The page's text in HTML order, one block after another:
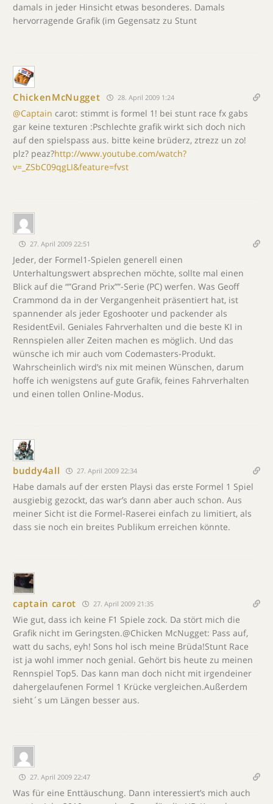
damals in jeder Hinsicht etwas besonderes. Damals
hervorragende Grafik (im Gegensatz zu Stunt
ChickenMcNugget 28. April 2009 1:24
@Captain carot: stimmt is formel 1! bei stunt race fx gabs
gar keine texturen :Pschlechte grafik wirkt sich doch nich
auf den spielspass aus. bitte keine brüderz, ztrezz un zo!
plz? peaz?http://www.youtube.com/watch?
v=_ZSbC09qgLI&feature=fvst
27. April 2009 22:51
Jeder, der Formel1-Spielen generell einen
Unterhaltungswert absprechen möchte, sollte mal einen
Blick auf die “”Grand Prix””-Serie (PC) werfen. Was Geoff
Crammond da in der Vergangenheit präsentiert hat, ist
spannender als jeder Egoshooter und packender als
ResidentEvil. Geniales Fahrverhalten und die beste KI in
Rennspielen aller Zeiten machen es möglich. Und das
wünsche ich mir auch vom Codemasters-Produkt.
Wahrscheinlich wird’s nix mit meinen Wünschen, darum
hoffe ich wenigstens auf gute Grafik, feines Fahrverhalten
und einen tollen Online-Modus.
buddy4all 27. April 2009 22:34
Habe damals auf der ersten Playsi das erste Formel 1 Spiel
ausgiebig gezockt, das war’s dann aber auch schon. Aus
meiner Sicht ist die Formel-Raserei einfach zu limitiert, als
dass sie noch ein breites Publikum erreichen könnte.
captain carot 27. April 2009 21:35
Wie gut, dass ich keine F1 Spiele zock. Da stört mich die
Grafik nicht im Geringsten.@Chicken McNugget: Pass auf,
watt du sachs, eyh! Sons hol isch meine Brüda!Stunt Race
ist ja wohl immer noch genial. Gehört bis heute zu meinen
Rennspiel Top5. Das kann man doch nicht mit irgendeiner
dahergelaufenen Formel 1 Krücke vergleichen.Außerdem
sieht´s um Längen besser aus.
27. April 2009 22:47
Was für eine Enttäuschung. Dann interessiert’s mich auch